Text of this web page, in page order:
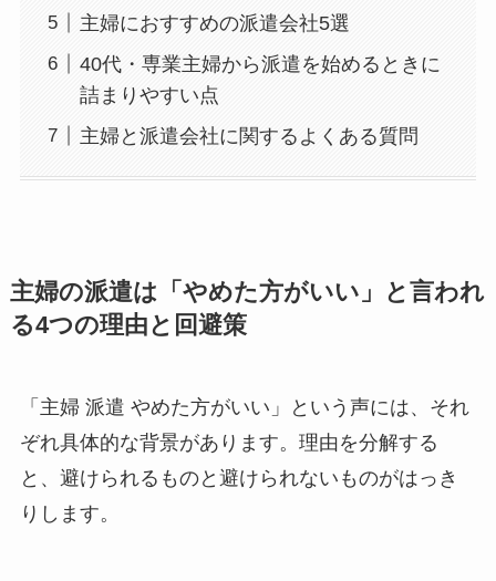
主婦におすすめの派遣会社5選
40代・専業主婦から派遣を始めるときに
詰まりやすい点
主婦と派遣会社に関するよくある質問
主婦の派遣は「やめた方がいい」と言われ
る4つの理由と回避策
「主婦 派遣 やめた方がいい」という声には、それ
ぞれ具体的な背景があります。理由を分解する
と、避けられるものと避けられないものがはっき
りします。